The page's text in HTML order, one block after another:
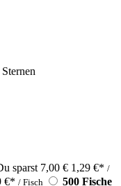
sparst 7,00 € 1,29 €* /
€* / Fisch
500 Fische